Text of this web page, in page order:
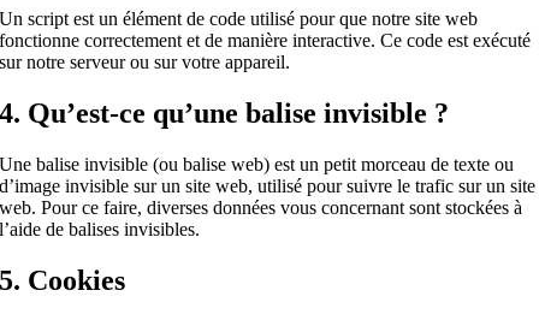
Un script est un élément de code utilisé pour que notre site web
fonctionne correctement et de manière interactive. Ce code est exécuté
sur notre serveur ou sur votre appareil.
4. Qu’est-ce qu’une balise invisible ?
Une balise invisible (ou balise web) est un petit morceau de texte ou
d’image invisible sur un site web, utilisé pour suivre le trafic sur un site
web. Pour ce faire, diverses données vous concernant sont stockées à
l’aide de balises invisibles.
5. Cookies